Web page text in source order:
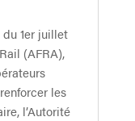
1er juillet
(AFRA),
les
l’Autorité